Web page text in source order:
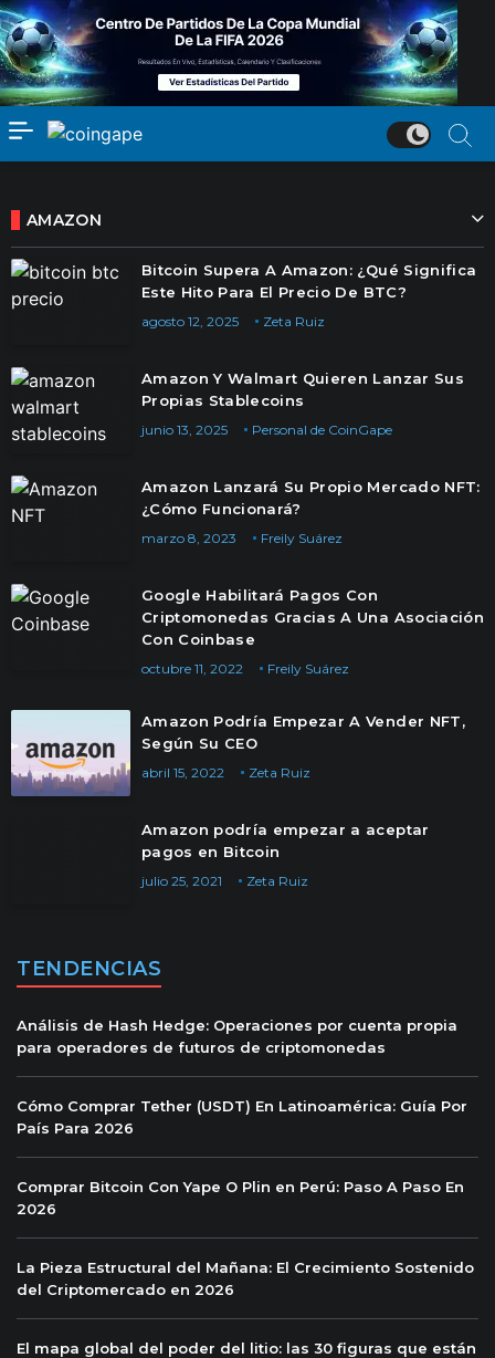
AMAZON
Bitcoin Supera A Amazon: ¿Qué Significa
Este Hito Para El Precio De BTC?
Zeta Ruiz
agosto 12, 2025
Amazon Y Walmart Quieren Lanzar Sus
Propias Stablecoins
Personal de CoinGape
junio 13, 2025
Amazon Lanzará Su Propio Mercado NFT:
¿Cómo Funcionará?
Freily Suárez
marzo 8, 2023
Google Habilitará Pagos Con
Criptomonedas Gracias A Una Asociación
Con Coinbase
Freily Suárez
octubre 11, 2022
Amazon Podría Empezar A Vender NFT,
Según Su CEO
Zeta Ruiz
abril 15, 2022
Amazon podría empezar a aceptar
pagos en Bitcoin
Zeta Ruiz
julio 25, 2021
TENDENCIAS
Análisis de Hash Hedge: Operaciones por cuenta propia
para operadores de futuros de criptomonedas
Cómo Comprar Tether (USDT) En Latinoamérica: Guía Por
País Para 2026
Comprar Bitcoin Con Yape O Plin en Perú: Paso A Paso En
2026
La Pieza Estructural del Mañana: El Crecimiento Sostenido
del Criptomercado en 2026
El mapa global del poder del litio: las 30 figuras que están